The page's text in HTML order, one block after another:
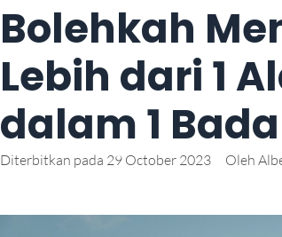
Bolehkah
Lebih dari 1
dalam 1
Diterbitkan pada 29 October 2023 Oleh